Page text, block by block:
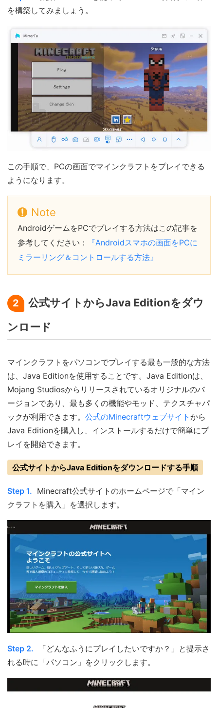
を構築してみましょう。
この手順で、PCの画面でマインクラフトをプレイできる
ようになります。
Note
AndroidゲームをPCでプレイする方法はこの記事を
参考してください：
『Androidスマホの画面をPCに
ミラーリング＆コントロールする方法』
2
公式サイトからJava Editionをダウ
ンロード
マインクラフトをパソコンでプレイする最も一般的な方法
は、Java Editionを使用することです。Java Editionは、
Mojang Studiosからリリースされているオリジナルのバ
ージョンであり、最も多くの機能やモッド、テクスチャパ
ックが利用できます。 公式のMinecraftウェブサイト から
Java Editionを購入し、インストールするだけで簡単にプ
レイを開始できます。
公式サイトからJava Editionをダウンロードする手順
Step 1. Minecraft公式サイトのホームページで「マイン
クラフトを購入」を選択します。
Step 2.
「どんなふうにプレイしたいですか？」と提示さ
れる時に「パソコン」をクリックします。